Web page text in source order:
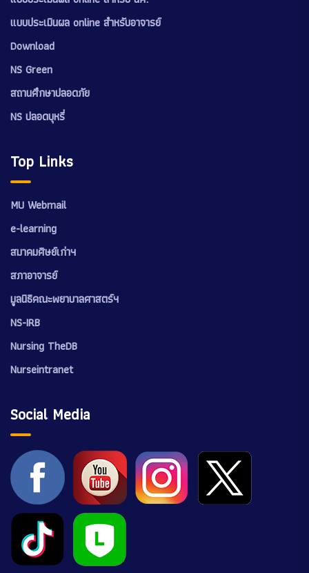
แบบประเมินผล online สำหรับอาจารย์
Download
NS Green
สถานศึกษาปลอดภัย
NS ปลอดบุหรี่
Top Links
MU Webmail
e-learning
สมาคมศิษย์เก่าฯ
สภาอาจารย์
มูลนิธิคณะพยาบาลศาสตร์ฯ
NS-IRB
Nursing TheDB
Nurseintranet
Social Media